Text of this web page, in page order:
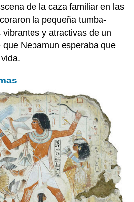
de la caza familiar en las
la pequeña tumba-
y atractivas de un
Nebamun esperaba que